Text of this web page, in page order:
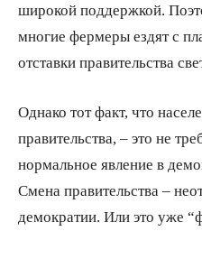
широкой поддержкой.
многие фермеры ездят с
отставки правительства
Однако тот факт, что
правительства, – это не
нормальное явление в
Смена правительства –
демократии. Или это уже